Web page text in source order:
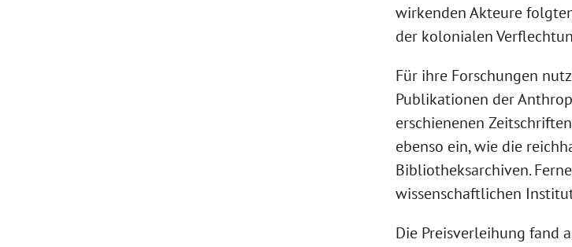
wirkenden Akteure
der kolonialen
Für ihre Forschungen
Publikationen der
erschienenen
ebenso ein, wie die
Bibliotheksarchiven.
wissenschaftlichen
Die Preisverleihung fand